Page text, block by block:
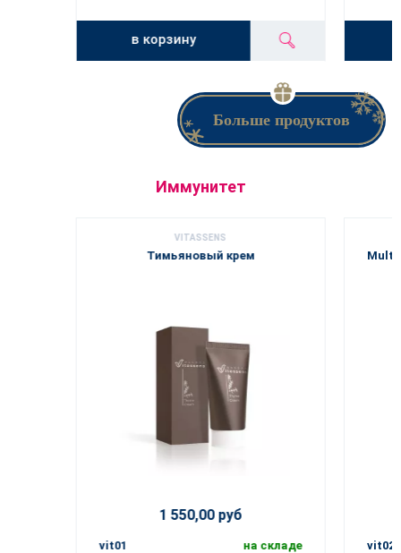
в корзину
Больше продуктов
Иммунитет
VITASSENS
Тимьяновый крем
1 550,00 руб
vit01 на складе vit02